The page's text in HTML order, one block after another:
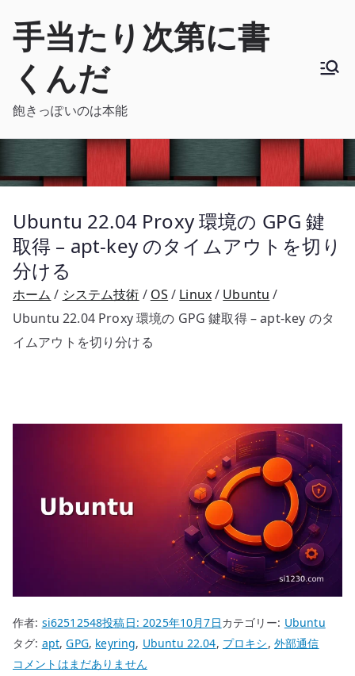
手当たり次第に書
くんだ
飽きっぽいのは本能
Ubuntu 22.04 Proxy 環境の GPG 鍵
取得 – apt-key のタイムアウトを切り
分ける
ホーム システム技術 OS Linux
Ubuntu
Ubuntu 22.04 Proxy 環境の GPG 鍵取得 – apt-key のタ
イムアウトを切り分ける
作者: si62512548投稿日:2025年10月7日カテゴリー: Ubuntu
タグ: apt,GPG, keyring, Ubuntu 22.04, プロキシ, 外部通信
Ubuntu
コメントはまだありません